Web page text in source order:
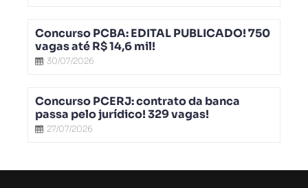
Concurso PCBA: EDITAL PUBLICADO! 750
vagas até R$ 14,6 mil!
30/07/2026
Concurso PCERJ: contrato da banca
passa pelo jurídico! 329 vagas!
27/07/2026